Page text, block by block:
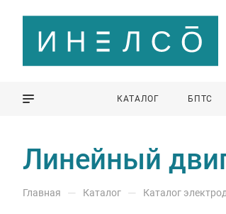
КАТАЛОГ БПТС
Линейный
Главная — Каталог — Каталог